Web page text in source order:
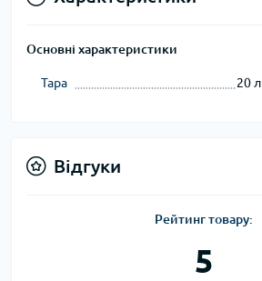
Основні характеристики
Тара 20 л
Відгуки
Рейтинг товару:
5